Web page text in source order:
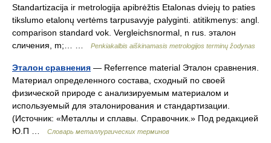
Standartizacija ir metrologija apibrėžtis Etalonas dviejų to paties
tikslumo etalonų vertėms tarpusavyje palyginti. atitikmenys: angl.
comparison standard vok. Vergleichsnormal, n rus. эталон
сличения, m;… …
Penkiakalbis aiškinamasis metrologijos terminų žodynas
Эталон сравнения — Referrence material Эталон сравнения.
Материал определенного состава, сходный по своей
физической природе с анализируемым материалом и
используемый для эталонирования и стандартизации.
(Источник: «Металлы и сплавы. Справочник.» Под редакцией
Ю.П …
Словарь металлургических терминов